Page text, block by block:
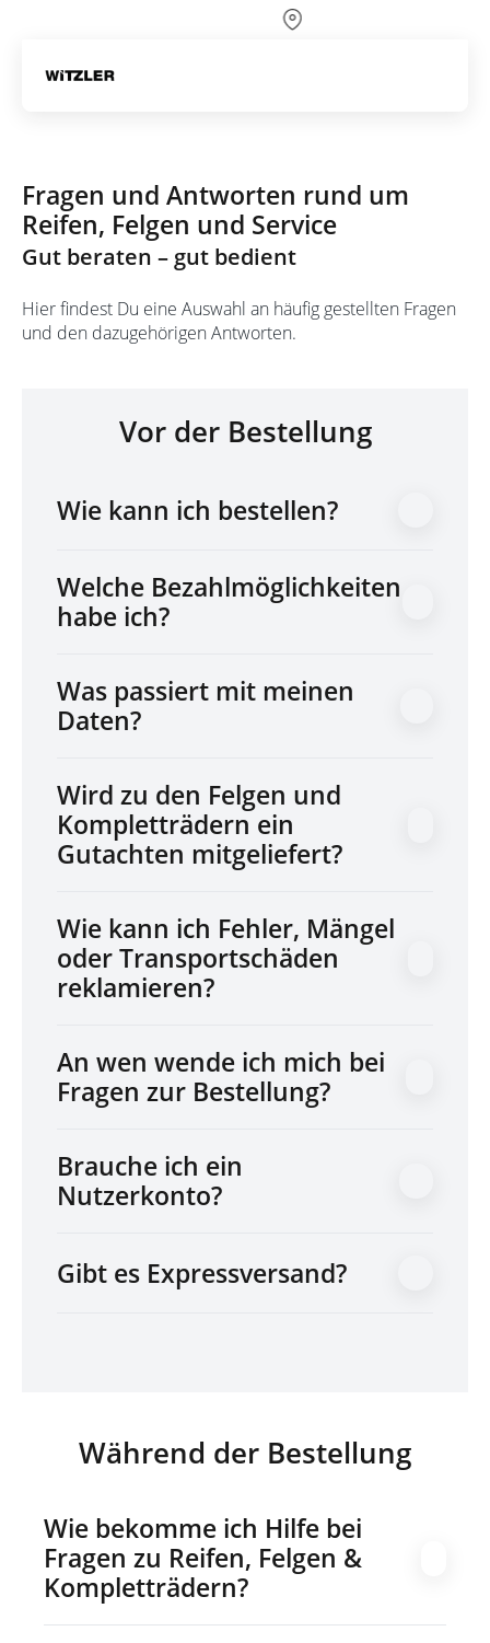
Über 700 Partnerwerkstätten
Fragen und Antworten rund um
Reifen, Felgen und Service
Gut beraten – gut bedient
Hier findest Du eine Auswahl an häufig gestellten Fragen
und den dazugehörigen Antworten.
Vor der Bestellung
Wie kann ich bestellen?
Welche Bezahlmöglichkeiten
habe ich?
Was passiert mit meinen
Daten?
Wird zu den Felgen und
Kompletträdern ein
Gutachten mitgeliefert?
Wie kann ich Fehler, Mängel
oder Transportschäden
reklamieren?
An wen wende ich mich bei
Fragen zur Bestellung?
Brauche ich ein
Nutzerkonto?
Gibt es Expressversand?
Während der Bestellung
Wie bekomme ich Hilfe bei
Fragen zu Reifen, Felgen &
Kompletträdern?